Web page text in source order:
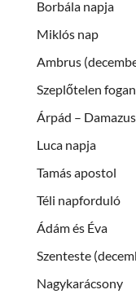
Borbála napja
Miklós nap
Ambrus
Szeplőtelen
Árpád –
Luca napja
Tamás apostol
Téli napforduló
Ádám és Éva
Szenteste
Nagykarácsony